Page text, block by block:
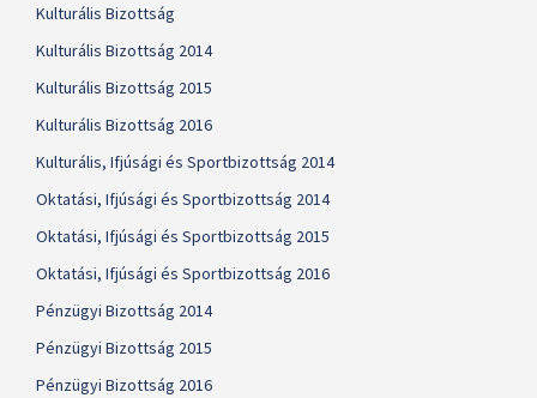
Kulturális Bizottság
Kulturális Bizottság 2014
Kulturális Bizottság 2015
Kulturális Bizottság 2016
Kulturális, Ifjúsági és Sportbizottság 2014
Oktatási, Ifjúsági és Sportbizottság 2014
Oktatási, Ifjúsági és Sportbizottság 2015
Oktatási, Ifjúsági és Sportbizottság 2016
Pénzügyi Bizottság 2014
Pénzügyi Bizottság 2015
Pénzügyi Bizottság 2016